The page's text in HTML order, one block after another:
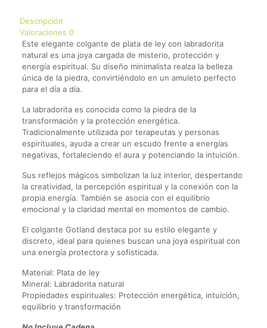
Descripción
Valoraciones 0
Este elegante colgante de plata de ley con labradorita
natural es una joya cargada de misterio, protección y
energía espiritual. Su diseño minimalista realza la belleza
única de la piedra, convirtiéndolo en un amuleto perfecto
para el día a día.
La labradorita es conocida como la piedra de la
transformación y la protección energética.
Tradicionalmente utilizada por terapeutas y personas
espirituales, ayuda a crear un escudo frente a energías
negativas, fortaleciendo el aura y potenciando la intuición.
Sus reflejos mágicos simbolizan la luz interior, despertando
la creatividad, la percepción espiritual y la conexión con la
propia energía. También se asocia con el equilibrio
emocional y la claridad mental en momentos de cambio.
El colgante Gotland destaca por su estilo elegante y
discreto, ideal para quienes buscan una joya espiritual con
una energía protectora y sofisticada.
Material: Plata de ley
Mineral: Labradorita natural
Propiedades espirituales: Protección energética, intuición,
equilibrio y transformación